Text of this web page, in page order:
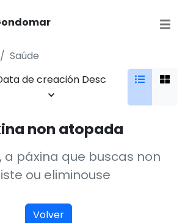
Saúde
non atopada
a páxina que buscas non
ou eliminouse
Volver